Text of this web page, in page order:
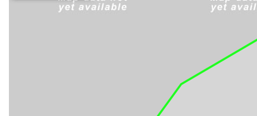
Estados